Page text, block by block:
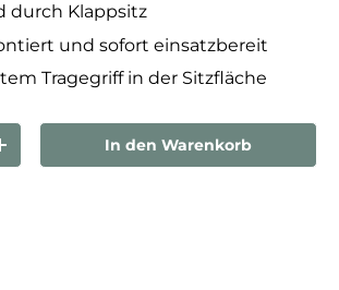
durch Klappsitz
und sofort einsatzbereit
Tragegriff in der Sitzfläche
Menge erhöhenIn den Warenkorb